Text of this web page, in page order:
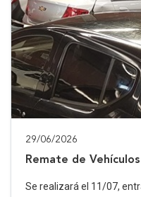
29/06/2026
Remate de
Se realizará el 11/07,